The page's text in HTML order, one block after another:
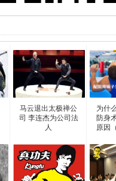
马云退出太极禅公
司 李连杰为公司法
人
为什
防身
原因